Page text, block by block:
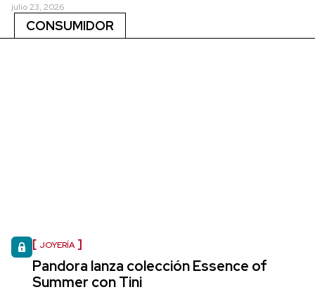
julio 23, 2026
CONSUMIDOR
JOYERÍA
Pandora lanza colección Essence of
Summer con Tini